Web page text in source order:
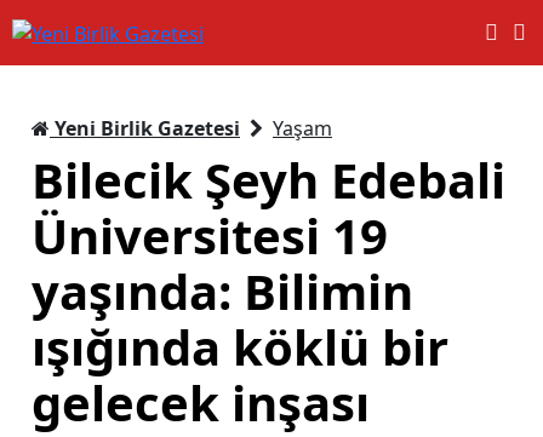
Yeni Birlik Gazetesi Yaşam
Bilecik Şeyh Edebali
Üniversitesi 19
yaşında: Bilimin
ışığında köklü bir
gelecek inşası